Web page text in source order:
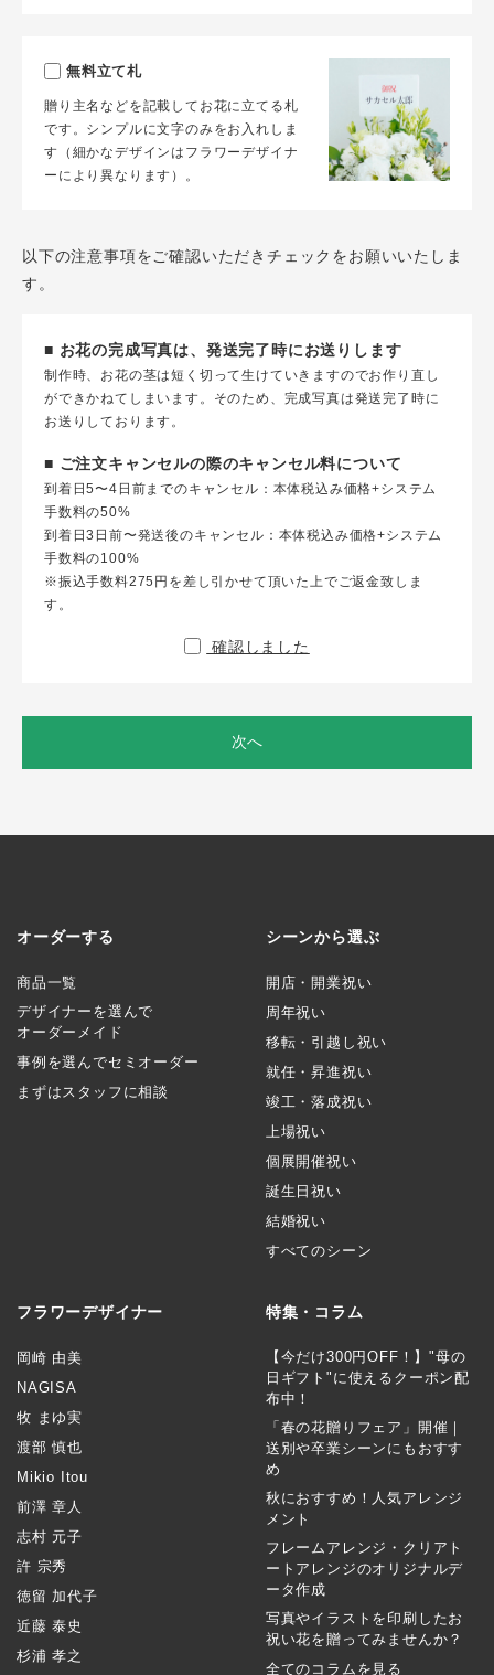
無料立て札
贈り主名などを記載してお花に立てる札
です。シンプルに文字のみをお入れしま
す（細かなデザインはフラワーデザイナ
ーにより異なります）。
以下の注意事項をご確認いただきチェックをお願いいたしま
す。
■ お花の完成写真は、発送完了時にお送りします
制作時、お花の茎は短く切って生けていきますのでお作り直し
ができかねてしまいます。そのため、完成写真は発送完了時に
お送りしております。
■ ご注文キャンセルの際のキャンセル料について
到着日5〜4日前までのキャンセル：本体税込み価格+システム
手数料の50%
到着日3日前〜発送後のキャンセル：本体税込み価格+システム
手数料の100%
※振込手数料275円を差し引かせて頂いた上でご返金致しま
す。
確認しました
次へ
オーダーする
商品一覧
デザイナーを選んで
オーダーメイド
事例を選んでセミオーダー
まずはスタッフに相談
シーンから選ぶ
開店・開業祝い
周年祝い
移転・引越し祝い
就任・昇進祝い
竣工・落成祝い
上場祝い
個展開催祝い
誕生日祝い
結婚祝い
すべてのシーン
フラワーデザイナー
岡崎 由美
NAGISA
牧 まゆ実
渡部 慎也
Mikio Itou
前澤 章人
志村 元子
許 宗秀
徳留 加代子
近藤 泰史
杉浦 孝之
特集・コラム
【今だけ300円OFF！】"母の
日ギフト"に使えるクーポン配
布中！
「春の花贈りフェア」開催｜
送別や卒業シーンにもおすす
め
秋におすすめ！人気アレンジ
メント
フレームアレンジ・クリアト
ートアレンジのオリジナルデ
ータ作成
写真やイラストを印刷したお
祝い花を贈ってみませんか？
全てのコラムを見る